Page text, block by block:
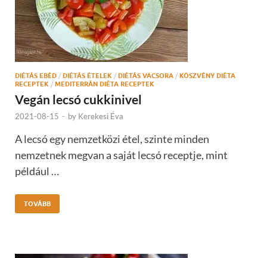
DIÉTÁS EBÉD / DIÉTÁS ÉTELEK / DIÉTÁS VACSORA / KÖSZVÉNY DIÉTA
RECEPTEK / MEDITERRÁN DIÉTA RECEPTEK
Vegán lecsó cukkinivel
2021-08-15 - by Kerekesi Éva
A lecsó egy nemzetközi étel, szinte minden
nemzetnek megvan a saját lecsó receptje, mint
például …
TOVÁBB